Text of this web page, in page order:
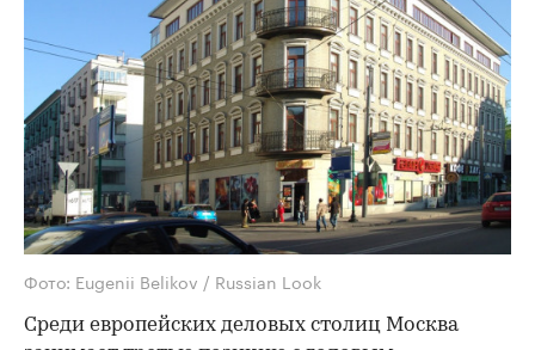
Фото: Eugenii Belikov / Russian Look
Среди европейских деловых столиц Москва